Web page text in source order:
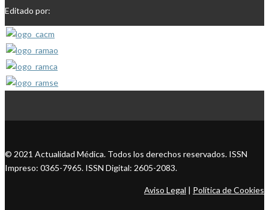
Editado por:
© 2021 Actualidad Médica. Todos los derechos reservados. ISSN
Impreso: 0365-7965. ISSN Digital: 2605-2083.
Aviso Legal | Política de Cookies